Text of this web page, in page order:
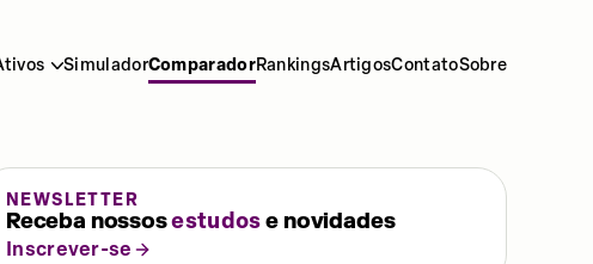
SimuladorComparadorRankingsArtigosContatoSobre
NEWSLETTER
Receba nossosestudose novidades
Inscrever-se